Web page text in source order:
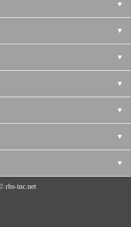
▼
▼
▼
▼
▼
▼
▼
rhs-inc.net